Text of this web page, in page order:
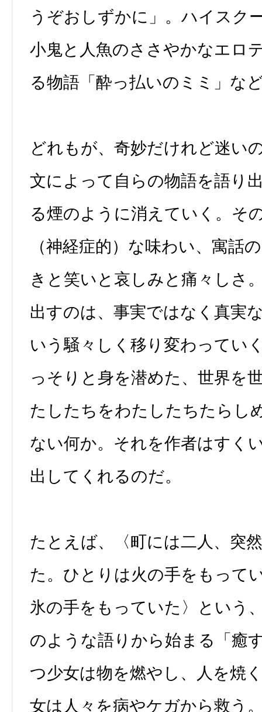
うぞおしずかに」。ハイスク
小鬼と人魚のささやかなエロ
る物語「酔っ払いのミミ」な
どれもが、奇妙だけれど迷い
文によって自らの物語を語り
る煙のように消えていく。そ
（神経症的）な味わい、寓話
きと笑いと哀しみと痛々しさ
出すのは、事実ではなく真実
いう騒々しく移り変わってい
っそりと身を潜めた、世界を
たしたちをわたしたちたらし
ない何か。それを作者はすく
出してくれるのだ。
たとえば、〈町には二人、突
た。ひとりは火の手をもって
氷の手をもっていた〉という
のような語りから始まる「癒
つ少女は物を燃やし、人を焼
女は人々を病やケガから救う